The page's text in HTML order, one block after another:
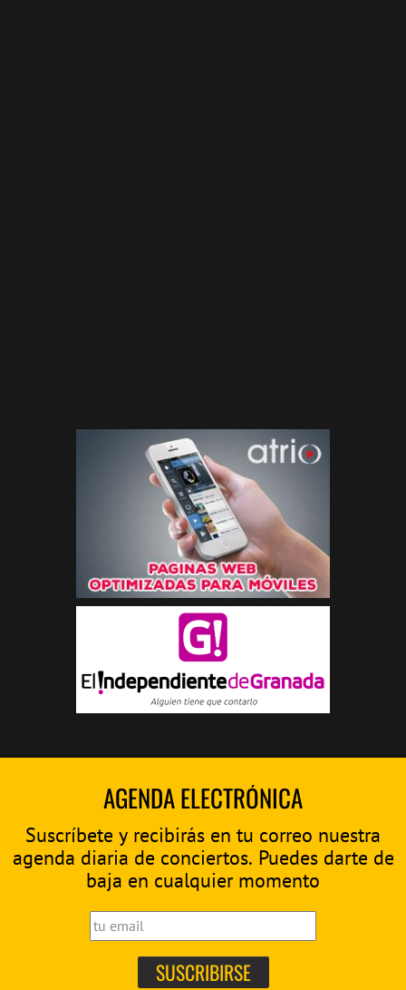
AGENDA ELECTRÓNICA
Suscríbete y recibirás en tu correo nuestra
agenda diaria de conciertos. Puedes darte de
baja en cualquier momento